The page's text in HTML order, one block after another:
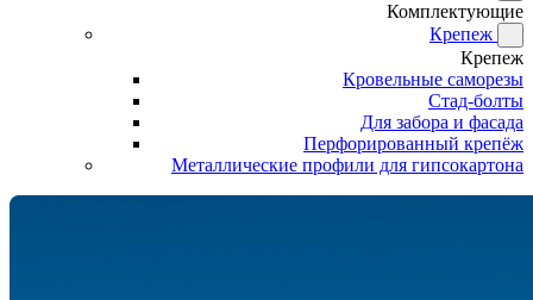
Комплектующие
Крепеж
Крепеж
Кровельные саморезы
Стад-болты
Для забора и фасада
Перфорированный крепёж
Металлические профили для гипсокартона